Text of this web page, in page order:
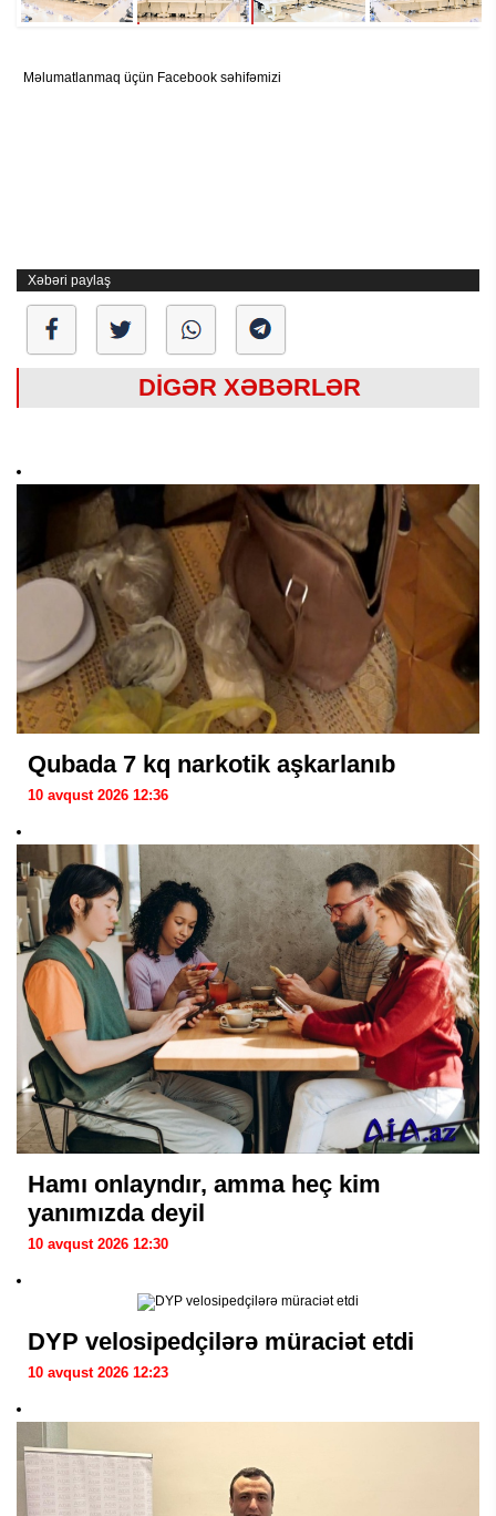
Məlumatlanmaq üçün Facebook səhifəmizi
Xəbəri paylaş
DİGƏR XƏBƏRLƏR
Qubada 7 kq narkotik aşkarlanıb
10 avqust 2026 12:36
Hamı onlayndır, amma heç kim
yanımızda deyil
10 avqust 2026 12:30
DYP velosipedçilərə müraciət etdi
10 avqust 2026 12:23